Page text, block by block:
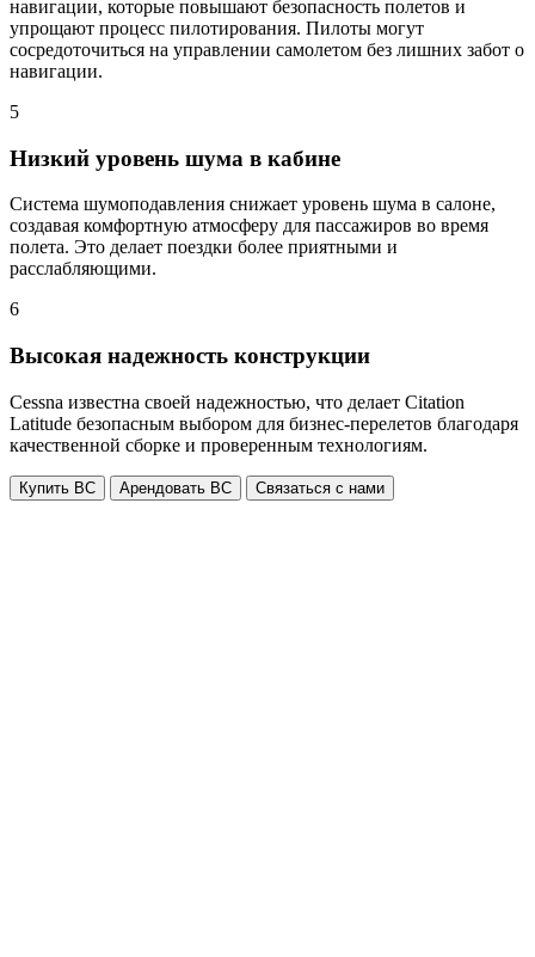
навигации, которые повышают безопасность полетов и
упрощают процесс пилотирования. Пилоты могут
сосредоточиться на управлении самолетом без лишних забот о
навигации.
5
Низкий уровень шума в кабине
Система шумоподавления снижает уровень шума в салоне,
создавая комфортную атмосферу для пассажиров во время
полета. Это делает поездки более приятными и
расслабляющими.
6
Высокая надежность конструкции
Cessna известна своей надежностью, что делает Citation
Latitude безопасным выбором для бизнес-перелетов благодаря
качественной сборке и проверенным технологиям.
Купить ВС Арендовать ВС Связаться с нами